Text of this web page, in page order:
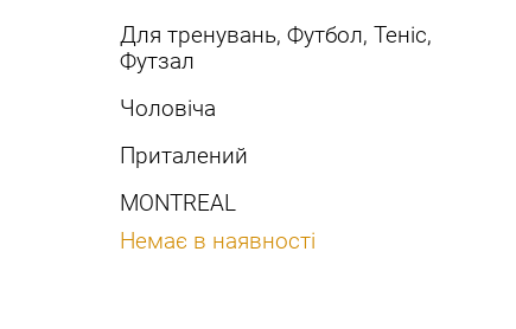
Для тренувань, Футбол, Теніс,
Футзал
Чоловіча
Приталений
MONTREAL
Немає в наявності